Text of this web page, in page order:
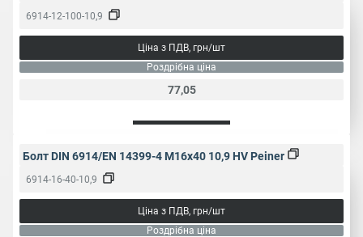
6914-12-100-10,9
Ціна з ПДВ, грн/шт
Роздрібна ціна
77,05
Болт DIN 6914/EN 14399-4 M16x40 10,9 HV Peiner
6914-16-40-10,9
Ціна з ПДВ, грн/шт
Роздрібна ціна